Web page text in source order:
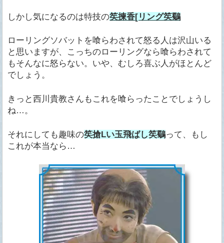
しかし気になるのは特技の笶揀香[リング笶鸀
ローリングソバットを喰らわされて怒る人は沢山いる
と思いますが、こっちのローリングなら喰らわされて
もそんなに怒らない。いや、むしろ喜ぶ人がほとんど
でしょう。
きっと西川貴教さんもこれを喰らったことでしょうし
ね…。
それにしても趣味の笶搶Lい玉飛ばし笶鸀って、もし
これが本当なら…